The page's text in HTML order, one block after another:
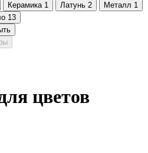
Керамика 1 Латунь 2 Металл 1
13
цветов